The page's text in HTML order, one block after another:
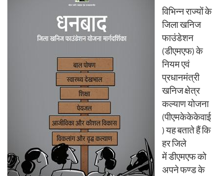
i
विभिन्न राज्यों के
जिला खनिज
फाउंडेशन
(डीएमएफ) के
नियम एवं
प्रधानमंत्री
खनिज क्षेत्र
कल्याण योजना
(पीएमकेकेकेवाई
) यह बताते हैं कि
हर जिले
में डीएमएफ को
अपने फण्ड के